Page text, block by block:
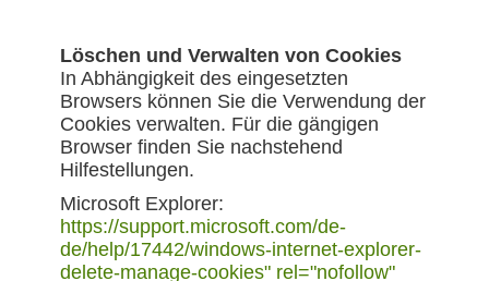
Löschen und Verwalten von Cookies
In Abhängigkeit des eingesetzten
Browsers können Sie die Verwendung der
Cookies verwalten. Für die gängigen
Browser finden Sie nachstehend
Hilfestellungen.
Microsoft Explorer:
https://support.microsoft.com/de-
de/help/17442/windows-internet-explorer-
delete-manage-cookies" rel="nofollow"